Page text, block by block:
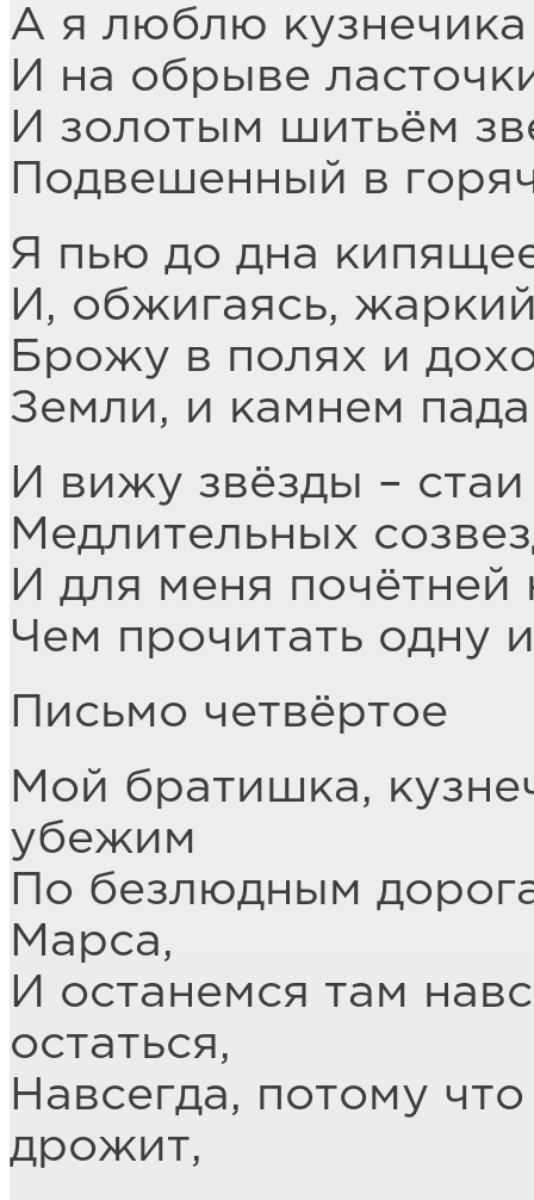
А я люблю кузнечика
И на обрыве
И золотым шитьём
Подвешенный в
Я пью до дна
И, обжигаясь,
Брожу в полях и
Земли, и камнем
И вижу звёзды –
Медлительных
И для меня почётней
Чем прочитать одну
Письмо четвёртое
Мой братишка,
убежим
По безлюдным
Марса,
И останемся там
остаться,
Навсегда, потому
дрожит,